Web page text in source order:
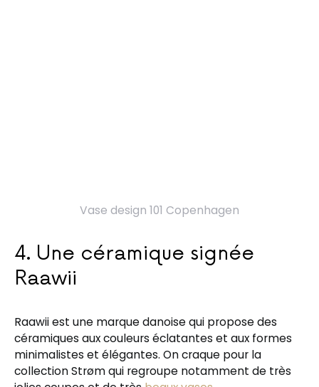
Vase design 101 Copenhagen
4. Une céramique signée
Raawii
Raawii est une marque danoise qui propose des
céramiques aux couleurs éclatantes et aux formes
minimalistes et élégantes. On craque pour la
collection Strøm qui regroupe notamment de très